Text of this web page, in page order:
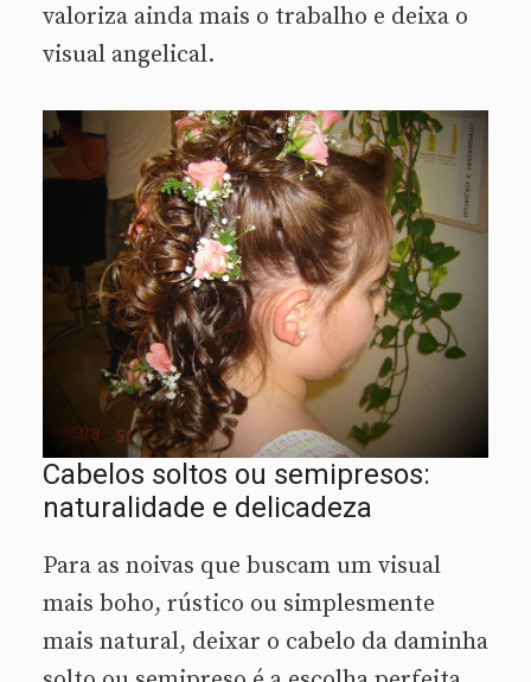
valoriza ainda mais o trabalho e deixa o
visual angelical.
Cabelos soltos ou semipresos:
naturalidade e delicadeza
Para as noivas que buscam um visual
mais boho, rústico ou simplesmente
mais natural, deixar o cabelo da daminha